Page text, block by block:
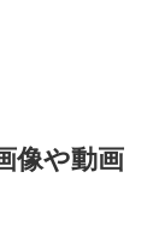
像や動画